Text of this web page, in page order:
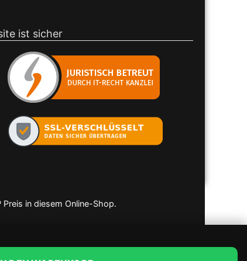
ist sicher
in diesem Online-Shop.